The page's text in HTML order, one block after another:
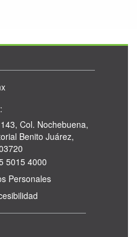
Col. Nochebuena,
Benito Juárez,
5015 4000
Personales